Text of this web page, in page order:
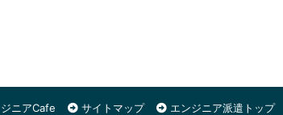
ニアCafe サイトマップ
エンジニア派遣トップ